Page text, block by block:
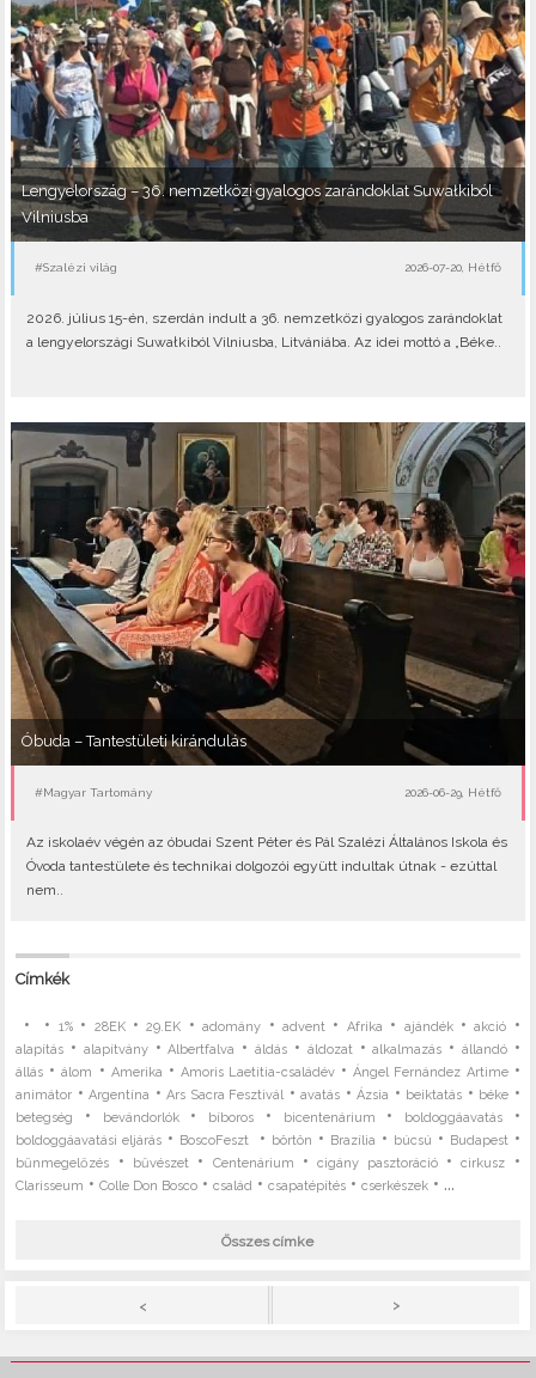
Lengyelország – 36. nemzetközi gyalogos zarándoklat Suwałkiból
Vilniusba
#Szalézi világ 2026-07-20, Hétfő
2026. július 15-én, szerdán indult a 36. nemzetközi gyalogos zarándoklat
a lengyelországi Suwałkiból Vilniusba, Litvániába. Az idei mottó a „Béke..
Óbuda – Tantestületi kirándulás
#Magyar Tartomány 2026-06-29, Hétfő
Az iskolaév végén az óbudai Szent Péter és Pál Szalézi Általános Iskola és
Óvoda tantestülete és technikai dolgozói együtt indultak útnak - ezúttal
nem..
Címkék
• • 1%• 28EK•29.EK •adomány •advent • Afrika • ajándék•akció •
alapítás • alapítvány•Albertfalva •áldás • áldozat•alkalmazás • állandó•
állás •álom • Amerika • Amoris Laetitia-családév •Ángel Fernández Artime•
animátor •Argentína •Ars Sacra Fesztivál •avatás •Ázsia • beiktatás • béke •
betegség • bevándorlók• bíboros • bicentenárium • boldoggáavatás•
boldoggáavatási eljárás • BoscoFeszt • börtön • Brazília • búcsú • Budapest•
bűnmegelőzés • bűvészet• Centenárium •cigány pasztoráció•cirkusz •
Clarisseum •Colle Don Bosco •család •csapatépítés •cserkészek • ...
Összes címke
< >